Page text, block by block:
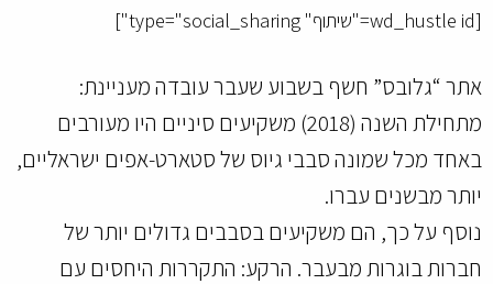
[wd_hustle id="שיתוף" type="social_sharing"]
אתר “גלובס” חשף בשבוע שעבר עובדה מעניינת:
מתחילת השנה (2018) משקיעים סיניים היו מעורבים
באחד מכל שמונה סבבי גיוס של סטארט-אפים ישראליים,
יותר מבשנים עברו.
נוסף על כך, הם משקיעים בסבבים גדולים יותר של
חברות בוגרות מבעבר. הרקע: התקררות היחסים עם